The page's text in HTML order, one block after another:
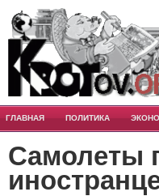
ГЛАВНАЯ ПОЛИТИКА
Самолеты